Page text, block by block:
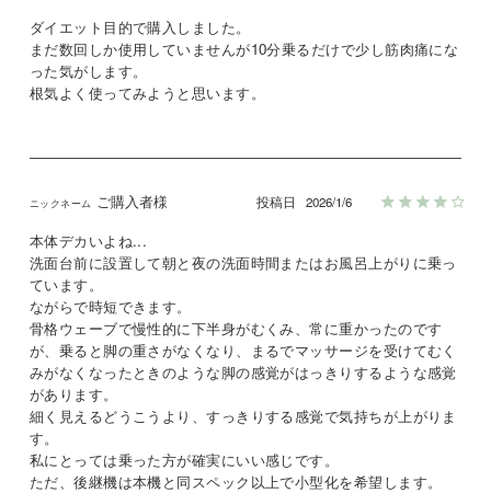
ダイエット目的で購入しました。
まだ数回しか使用していませんが10分乗るだけで少し筋肉痛にな
った気がします。
ご購入者様 投稿日 2026/1/6
本体デカいよね...
洗面台前に設置して朝と夜の洗面時間またはお風呂上がりに乗っ
ています。
ながらで時短できます。
骨格ウェーブで慢性的に下半身がむくみ、常に重かったのです
が、乗ると脚の重さがなくなり、まるでマッサージを受けてむく
みがなくなったときのような脚の感覚がはっきりするような感覚
があります。
細く見えるどうこうより、すっきりする感覚で気持ちが上がりま
す。
私にとっては乗った方が確実にいい感じです。
ただ、後継機は本機と同スペック以上で小型化を希望します。